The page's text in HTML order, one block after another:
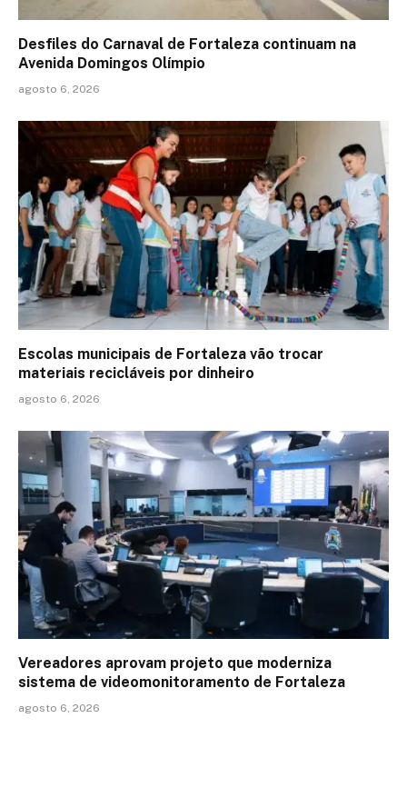
Desfiles do Carnaval de Fortaleza continuam na
Avenida Domingos Olímpio
agosto 6, 2026
Escolas municipais de Fortaleza vão trocar
materiais recicláveis por dinheiro
agosto 6, 2026
Vereadores aprovam projeto que moderniza
sistema de videomonitoramento de Fortaleza
agosto 6, 2026